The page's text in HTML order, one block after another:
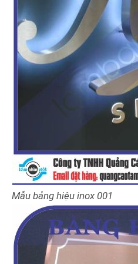
Mẫu bảng hiệu inox 001